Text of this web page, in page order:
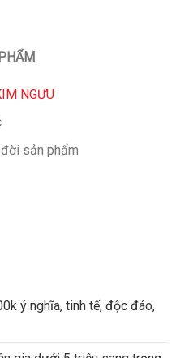
NGƯU
sản phẩm
ý nghĩa, tinh tế, độc đáo,